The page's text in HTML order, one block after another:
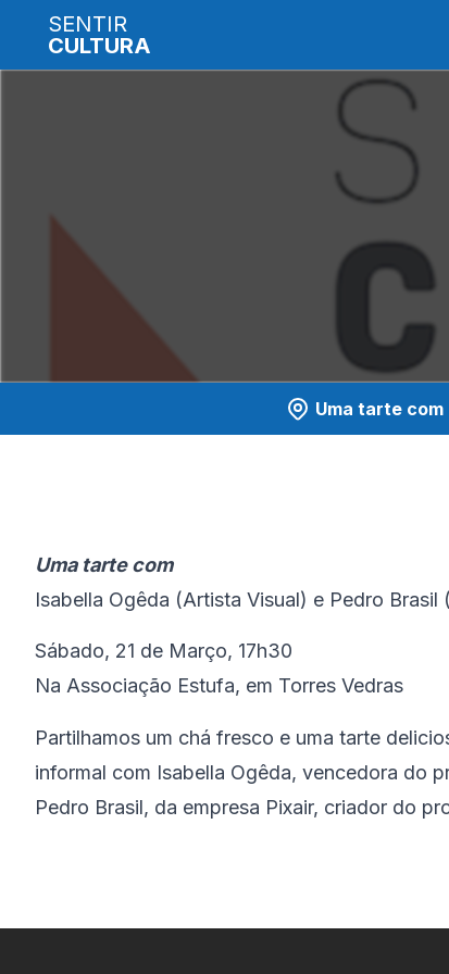
SENTIR
CULTURA
Uma tarte com
Uma tarte com
Isabella Ogêda (Artista Visual) e Pedro Brasil
Sábado, 21 de Março, 17h30
Na Associação Estufa, em Torres Vedras
Partilhamos um chá fresco e uma tarte
informal com Isabella Ogêda, vencedora do
Pedro Brasil, da empresa Pixair, criador do